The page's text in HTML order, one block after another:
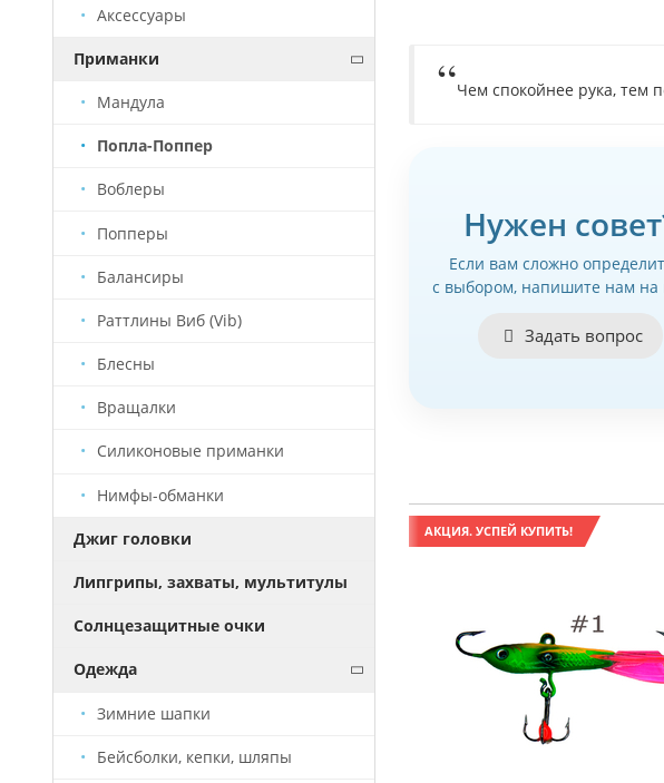
Аксессуары
Приманки
Мандула
Попла-Поппер
Воблеры
Попперы
Балансиры
Раттлины Виб (Vib)
Блесны
Вращалки
Силиконовые приманки
Нимфы-обманки
Джиг головки
Липгрипы, захваты, мультитулы
Солнцезащитные очки
Одежда
Зимние шапки
Бейсболки, кепки, шляпы
Чем спокойнее рука, тем
Нужен
Если вам сложно
с выбором, напишите нам на
Задать вопрос
АКЦИЯ. УСПЕЙ КУПИТЬ! АКЦИЯ. УСПЕЙ КУПИТЬ!